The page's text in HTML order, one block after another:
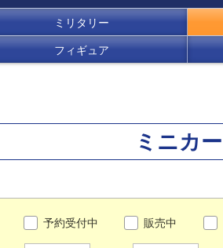
ミリタリー
フィギュア
ミニカー
予約受付中 販売中